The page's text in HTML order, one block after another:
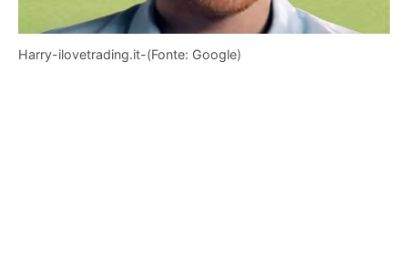
Harry-ilovetrading.it-(Fonte: Google)